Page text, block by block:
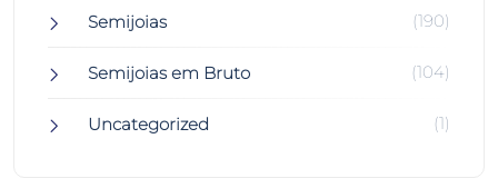
Semijoias (190)
Semijoias em Bruto (104)
Uncategorized (1)